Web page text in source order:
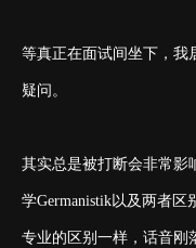
等真正在面试间坐下，我
疑问。
其实总是被打断会非常影
学Germanistik以及两者
专业的区别一样，话音刚